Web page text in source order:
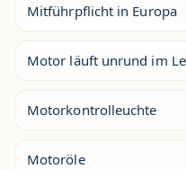
Mitführpflicht in Europa
Motor läuft unrund im
Motorkontrolleuchte
Motoröle